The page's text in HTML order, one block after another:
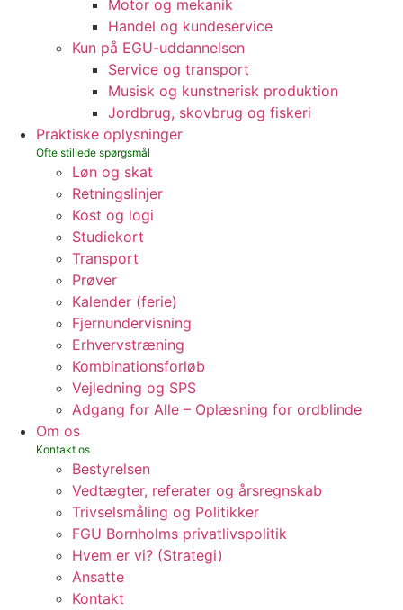
Motor og mekanik
Handel og kundeservice
Kun på EGU-uddannelsen
Service og transport
Musisk og kunstnerisk produktion
Jordbrug, skovbrug og fiskeri
Praktiske oplysninger
Løn og skat
Retningslinjer
Kost og logi
Studiekort
Transport
Prøver
Kalender (ferie)
Fjernundervisning
Erhvervstræning
Kombinationsforløb
Vejledning og SPS
Adgang for Alle – Oplæsning for ordblinde
Om os
Bestyrelsen
Vedtægter, referater og årsregnskab
Trivselsmåling og Politikker
FGU Bornholms privatlivspolitik
Hvem er vi? (Strategi)
Ansatte
Kontakt